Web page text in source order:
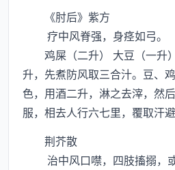
《肘后》紫方
疗中风脊强，身痉如弓。
鸡屎（二升） 大豆（一升
升，先煮防风取三合汁。豆、
色，用酒二升，淋之去滓，然
服，相去人行六七里，覆取汗避
荆芥散
治中风口噤，四肢搐搦，或